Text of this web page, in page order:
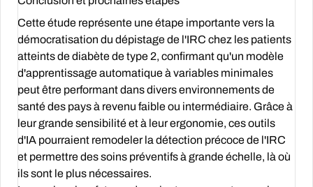
Cette étude représente une étape importante vers la
démocratisation du dépistage de l'IRC chez les patients
atteints de diabète de type 2, confirmant qu'un modèle
d'apprentissage automatique à variables minimales
peut être performant dans divers environnements de
santé des pays à revenu faible ou intermédiaire. Grâce à
leur grande sensibilité et à leur ergonomie, ces outils
d'IA pourraient remodeler la détection précoce de l'IRC
et permettre des soins préventifs à grande échelle, là où
ils sont le plus nécessaires.